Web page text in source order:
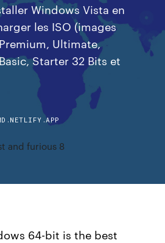
Windows Vista en
les ISO (images
Ultimate,
Starter 32 Bits et
and furious 8
64-bit is the best